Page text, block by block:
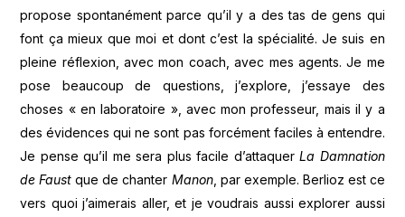
propose spontanément parce qu’il y a des tas de gens qui
font ça mieux que moi et dont c’est la spécialité. Je suis en
pleine réflexion, avec mon coach, avec mes agents. Je me
pose beaucoup de questions, j’explore, j’essaye des
choses « en laboratoire », avec mon professeur, mais il y a
des évidences qui ne sont pas forcément faciles à entendre.
Je pense qu’il me sera plus facile d’attaquerLa Damnation
de Faust que de chanter Manon, par exemple. Berlioz est ce
vers quoi j’aimerais aller, et je voudrais aussi explorer aussi